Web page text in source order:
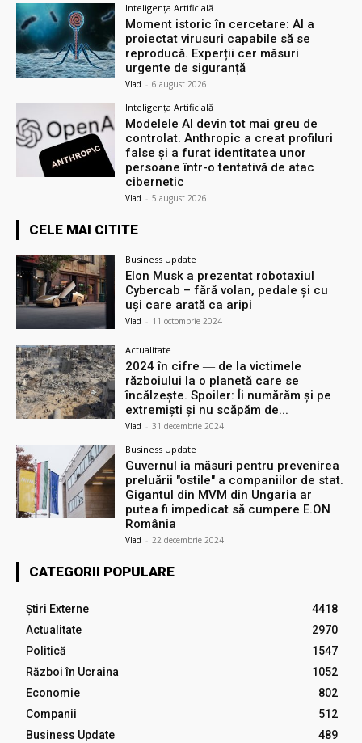
Inteligența Artificială
Moment istoric în cercetare: AI a
proiectat virusuri capabile să se
reproducă. Experții cer măsuri
urgente de siguranță
Vlad - 6 august 2026
Inteligența Artificială
Modelele AI devin tot mai greu de
controlat. Anthropic a creat profiluri
false și a furat identitatea unor
persoane într-o tentativă de atac
cibernetic
Vlad - 5 august 2026
CELE MAI CITITE
Business Update
Elon Musk a prezentat robotaxiul
Cyberсab – fără volan, pedale și cu
uși care arată ca aripi
Vlad - 11 octombrie 2024
Actualitate
2024 în cifre ― de la victimele
războiului la o planetă care se
încălzește. Spoiler: Îi numărăm și pe
extremiști și nu scăpăm de...
Vlad - 31 decembrie 2024
Business Update
Guvernul ia măsuri pentru prevenirea
preluării ″ostile″ a companiilor de stat.
Gigantul din MVM din Ungaria ar
putea fi impedicat să cumpere E.ON
România
Vlad - 22 decembrie 2024
CATEGORII POPULARE
Știri Externe
4418
Actualitate
2970
Politică
1547
Război în Ucraina
1052
Economie
802
Companii
512
Business Update
489